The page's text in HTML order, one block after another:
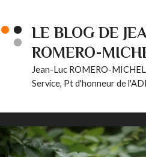
LE BLOG DE
ROMERO-
Jean-Luc ROMERO-
Service, Pt d'honneur de